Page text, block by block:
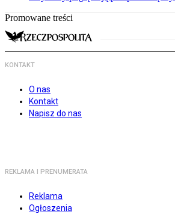
Promowane treści
KONTAKT
O nas
Kontakt
Napisz do nas
REKLAMA I PRENUMERATA
Reklama
Ogłoszenia